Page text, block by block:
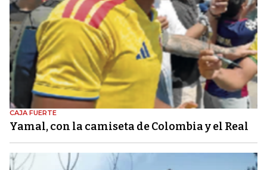
CAJA FUERTE
Yamal, con la camiseta de Colombia y el Real